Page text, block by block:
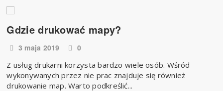
Gdzie drukować mapy?
3 maja 2019
0
Z usług drukarni korzysta bardzo wiele osób. Wśród
wykonywanych przez nie prac znajduje się również
drukowanie map. Warto podkreślić...